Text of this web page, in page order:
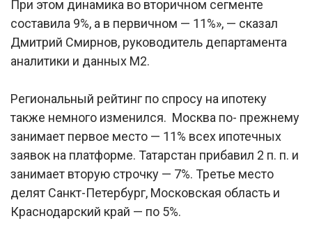
При этом динамика во вторичном сегменте
составила 9%, а в первичном — 11%», — сказал
Дмитрий Смирнов, руководитель департамента
аналитики и данных М2.
Региональный рейтинг по спросу на ипотеку
также немного изменился. Москва по- прежнему
занимает первое место — 11% всех ипотечных
заявок на платформе. Татарстан прибавил 2 п. п. и
занимает вторую строчку — 7%. Третье место
делят Санкт-Петербург, Московская область и
Краснодарский край — по 5%.